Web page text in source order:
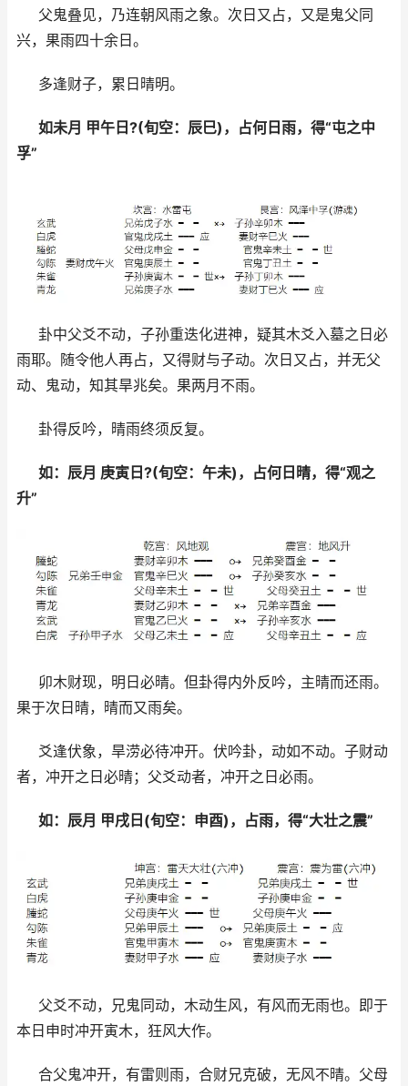
父鬼叠见，乃连朝风雨之象。次日又占，又是鬼父同
兴，果雨四十余日。
多逢财子，累日晴明。
如未月 甲午日?(旬空：辰巳)，占何日雨，得“屯之中
孚”
卦中父爻不动，子孙重迭化进神，疑其木爻入墓之日必
雨耶。随令他人再占，又得财与子动。次日又占，并无父
动、鬼动，知其旱兆矣。果两月不雨。
卦得反吟，晴雨终须反复。
如：辰月 庚寅日?(旬空：午未)，占何日晴，得“观之
升”
卯木财现，明日必晴。但卦得内外反吟，主晴而还雨。
果于次日晴，晴而又雨矣。
爻逢伏象，旱涝必待冲开。伏吟卦，动如不动。子财动
者，冲开之日必晴；父爻动者，冲开之日必雨。
如：辰月 甲戌日(旬空：申酉)，占雨，得“大壮之震”
父爻不动，兄鬼同动，木动生风，有风而无雨也。即于
本日申时冲开寅木，狂风大作。
合父鬼冲开，有雷则雨，合财兄克破，无风不晴。父母